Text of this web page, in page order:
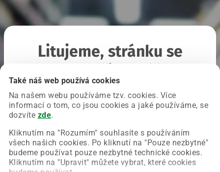
Také náš web používá cookies
Na našem webu používáme tzv. cookies. Více
informací o tom, co jsou cookies a jaké používáme, se
dozvíte zde.
Kliknutím na "Rozumím" souhlasíte s používáním
všech našich cookies. Po kliknutí na "Pouze nezbytné"
budeme používat pouze nezbytné technické cookies.
Kliknutím na "Upravit" můžete vybrat, které cookies
Litujeme, stránku se
Chyba nastala na naší straně a už ji opravujeme.
Zkuste prosím znovu načíst požadovanou stránku.
Obnovit stránku Úvodní strana